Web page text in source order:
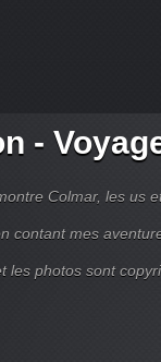
-
Colmar, les us
contant mes
les photos sont